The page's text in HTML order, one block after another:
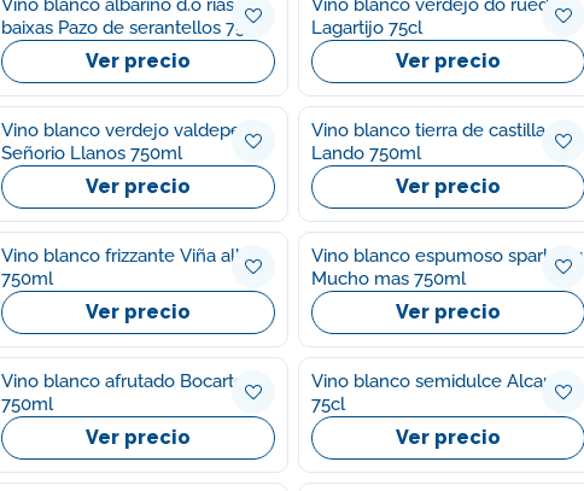
Vino blanco albariño d.o rias
baixas Pazo de serantellos 75cl
Ver precio
Vino blanco verdejo do rueda
Lagartijo 75cl
Ver precio
Vino blanco verdejo valdepeñas
Señorio Llanos 750ml
Ver precio
Vino blanco tierra de castilla
Lando 750ml
Ver precio
Vino blanco frizzante Viña albali
750ml
Ver precio
Vino blanco espumoso sparkling
Mucho mas 750ml
Ver precio
Vino blanco afrutado Bocarte
750ml
Ver precio
Vino blanco semidulce Alcanta
75cl
Ver precio